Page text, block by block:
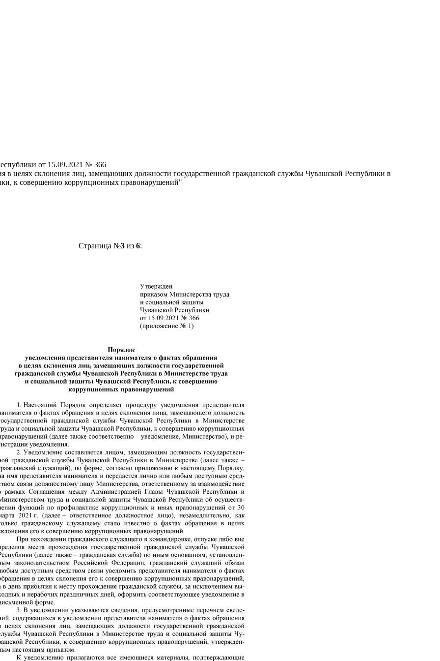
от 15.09.2021 № 366
в целях склонения лиц, замещающих должности государственной гражданской службы Чувашской Республики в
к совершению коррупционных правонарушений"
Страница №3из 6: